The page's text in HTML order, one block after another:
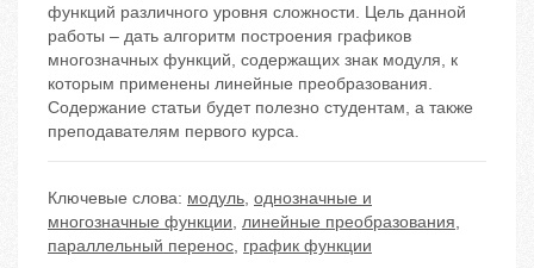
функций различного уровня сложности. Цель данной
работы – дать алгоритм построения графиков
многозначных функций, содержащих знак модуля, к
которым применены линейные преобразования.
Содержание статьи будет полезно студентам, а также
преподавателям первого курса.
Ключевые слова: модуль, однозначные и
многозначные функции, линейные преобразования,
параллельный перенос, график функции